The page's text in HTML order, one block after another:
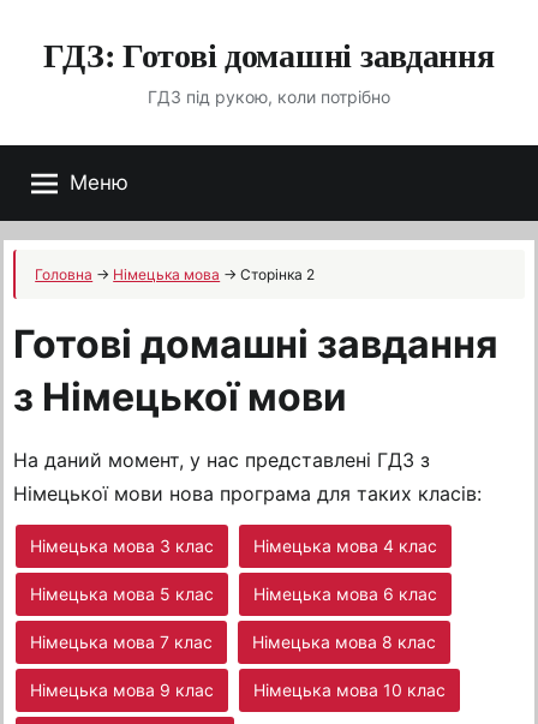
ГДЗ: Готові домашні завдання
ГДЗ під рукою, коли потрібно
Меню
Головна → Німецька мова →Сторінка 2
Готові домашні завдання
з Німецької мови
На даний момент, у нас представлені ГДЗ з
Німецької мови нова програма для таких класів:
Німецька мова 3 клас Німецька мова 4 клас
Німецька мова 5 клас Німецька мова 6 клас
Німецька мова 7 клас Німецька мова 8 клас
Німецька мова 9 клас Німецька мова 10 клас